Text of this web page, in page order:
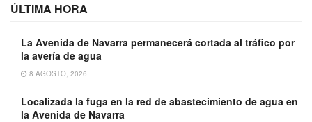
ÚLTIMA HORA
La Avenida de Navarra permanecerá cortada al tráfico por
la avería de agua
8 AGOSTO, 2026
Localizada la fuga en la red de abastecimiento de agua en
la Avenida de Navarra